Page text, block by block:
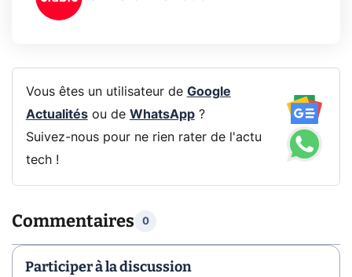
Vous êtes un utilisateur de Google
Actualitésou de WhatsApp?
Suivez-nous pour ne rien rater de l'actu
tech !
Commentaires 0
Participer à la discussion